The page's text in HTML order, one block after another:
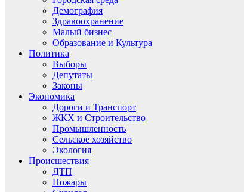
Демография
Здравоохранение
Малый бизнес
Образование и Культура
Политика
Выборы
Депутаты
Законы
Экономика
Дороги и Транспорт
ЖКХ и Строительство
Промышленность
Сельское хозяйство
Экология
Происшествия
ДТП
Пожары